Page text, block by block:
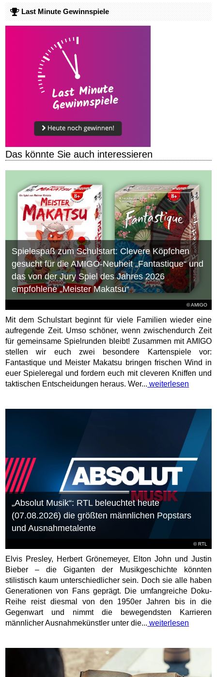
Last Minute Gewinnspiele
Das könnte Sie auch interessieren
© AMIGO
Spielespaß zum Schulstart: Clevere Köpfchen
gesucht für die AMIGO-Neuheit „Fantastique“ und
das von der Jury Spiel des Jahres 2026
empfohlene „Meister Makatsu“
Mit dem Schulstart beginnt für viele Familien wieder eine
aufregende Zeit. Umso schöner, wenn zwischendurch Zeit
für gemeinsame Spielrunden bleibt! Zusammen mit AMIGO
stellen wir euch zwei besondere Kartenspiele vor:
Fantastique und Meister Makatsu bringen frischen Wind in
euer Spieleregal und fordern euch mit cleveren Kniffen und
taktischen Entscheidungen heraus. Wer... weiterlesen
©RTL
„Absolut Musik“: RTL beleuchtet heute
(07.08.2026) die größten männlichen Popstars
und Ausnahmetalente
Elvis Presley, Herbert Grönemeyer, Elton John und Justin
Bieber – die Giganten der Musikgeschichte könnten
stilistisch kaum unterschiedlicher sein. Doch sie alle haben
Generationen von Fans geprägt. Die umfangreiche Doku-
Reihe reist diesmal von den 1950er Jahren bis in die
Gegenwart und nimmt die bewegendsten Karrieren
männlicher Ausnahmekünstler unter die... weiterlesen